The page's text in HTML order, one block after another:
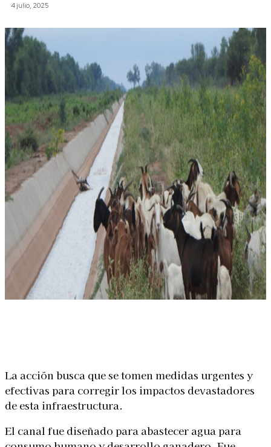
4 julio, 2025
La acción busca que se tomen medidas urgentes y
efectivas para corregir los impactos devastadores
de esta infraestructura.
El canal fue diseñado para abastecer agua para